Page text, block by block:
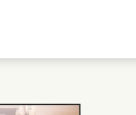
Sommerfilmer